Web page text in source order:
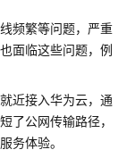
频繁等问题，严重
面临这些问题，例
近接入华为云，通
了公网传输路径，
务体验。